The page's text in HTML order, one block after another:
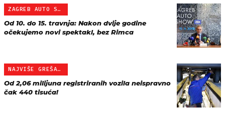
ZAGREB AUTO SHOW
Od 10. do 15. travnja: Nakon dvije godine
očekujemo novi spektakl, bez Rimca
NAJVIŠE GREŠAKA U KOČNIM…
Od 2,06 milijuna registriranih vozila neispravno
čak 440 tisuća!